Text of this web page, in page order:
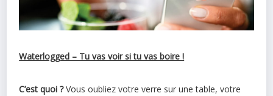
Waterlogged – Tu vas voir si tu vas boire !
C’est quoi ?Vous oubliez votre verre sur une table, votre